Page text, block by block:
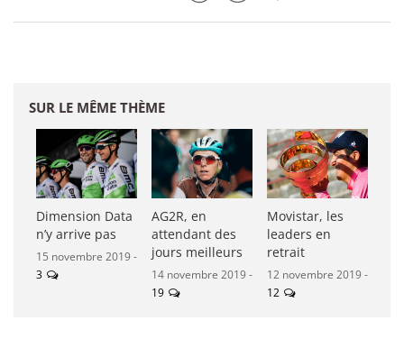
SUR LE MÊME THÈME
Dimension Data
n’y arrive pas
15 novembre 2019 -
3
AG2R, en
attendant des
jours meilleurs
14 novembre 2019 -
19
Movistar, les
leaders en
retrait
12 novembre 2019 -
12